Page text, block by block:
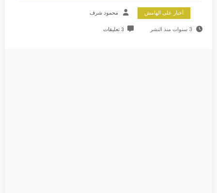
أخبار على الهامش محمود شرف
3 سنوات منذ النشر 3 تعليقات